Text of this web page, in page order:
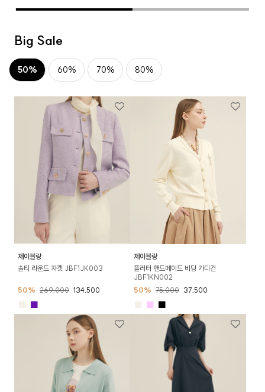
Big Sale
50% 60% 70% 80%
제이블랑
솔티 라운드 자켓 JBF1JK003
50% 269,000 134,500
■
제이블랑
플러터 핸드메이드 비딩 가디건
JBF1KN002
50% 75,000 37,500
■ ■